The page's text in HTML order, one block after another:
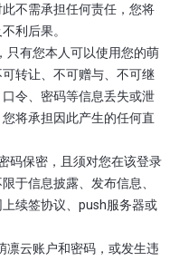
不需承担任何责任，您将
利后果。
只有您本人可以使用您的萌
转让、不可赠与、不可继
令、密码等信息丢失或泄
将承担因此产生的任何直
码保密，且须对您在该登录
于信息披露、发布信息、
续签协议、push服务器或
凛云账户和密码，或发生违